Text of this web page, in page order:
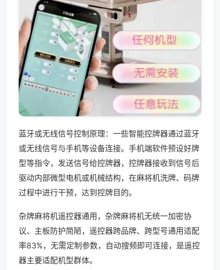
蓝牙或无线信号控制原理：一些智能控牌器通过蓝牙
或无线信号与手机等设备连接。手机端软件预设好牌
型等指令，发送信号给控牌器，控牌器接收到信号后
驱动内部微型电机或机械结构，在麻将机洗牌、码牌
过程中进行干预，达到控牌目的。
杂牌麻将机遥控器通用，杂牌麻将机无统一加密协
议、主板防护简陋，遥控器跨品牌、跨型号通用适配
率83%，无需定制参数，自动搜频即可连接，是遥控
器主要适配机型群体。